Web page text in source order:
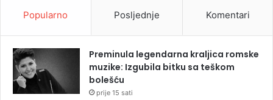
Popularno Posljednje Komentari
Preminula legendarna kraljica romske
muzike: Izgubila bitku sa teškom
bolešću
prije 15 sati